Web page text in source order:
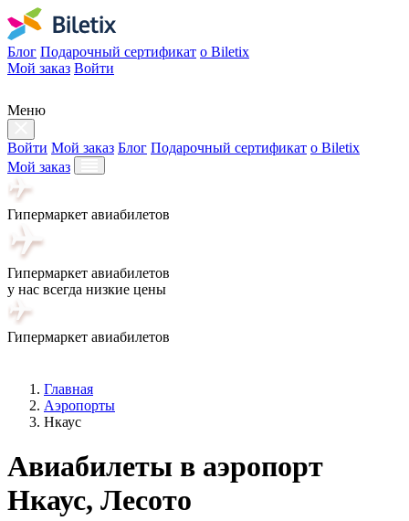
Блог Подарочный сертификат о Biletix
Мой заказ Войти
Меню
Войти Мой заказ Блог Подарочный сертификат о Biletix
Мой заказ
Гипермаркет авиабилетов
Гипермаркет авиабилетов
у нас всегда низкие цены
Гипермаркет авиабилетов
Главная
Аэропорты
Нкаус
Авиабилеты в аэропорт
Нкаус, Лесото